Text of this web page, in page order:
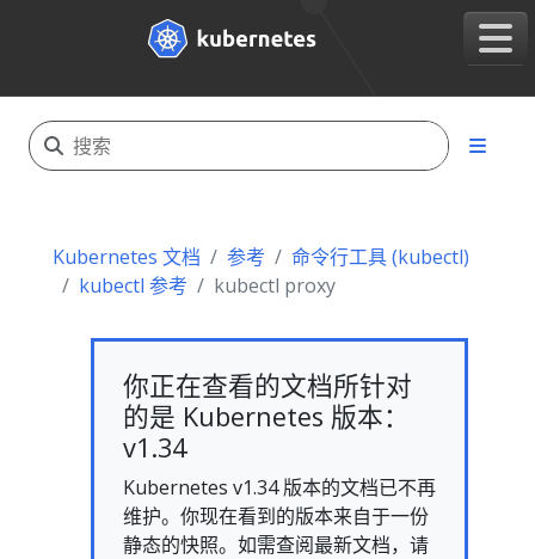
Kubernetes 文档 参考
命令行工具 (kubectl)
kubectl 参考
kubectl proxy
你正在查看的文档所针对
的是 Kubernetes 版本：
v1.34
Kubernetes v1.34 版本的文档已不再
维护。你现在看到的版本来自于一份
静态的快照。如需查阅最新文档，请